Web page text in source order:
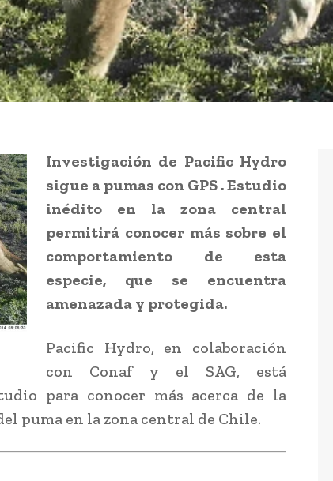
Investigación de Pacific Hydro
sigue a pumas con GPS . Estudio
inédito en la zona central
permitirá conocer más sobre el
comportamiento de esta
especie, que se encuentra
amenazada y protegida.
Pacific Hydro, en colaboración
con Conaf y el SAG, está
para conocer más acerca de la
puma en la zona central de Chile.